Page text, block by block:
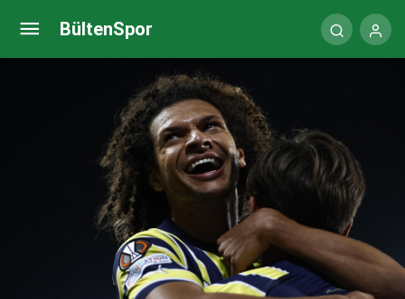
BültenSpor
Fenerbahçe’de Arda Güler, golünü annesine